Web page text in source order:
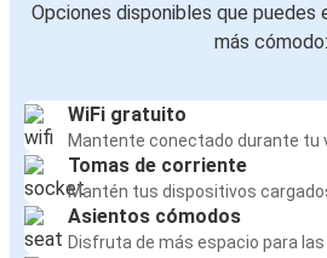
Opciones disponibles que puedes
más cómodo:
WiFi gratuito
Mantente conectado durante tu
Tomas de corriente
Mantén tus dispositivos
Asientos cómodos
Disfruta de más espacio para